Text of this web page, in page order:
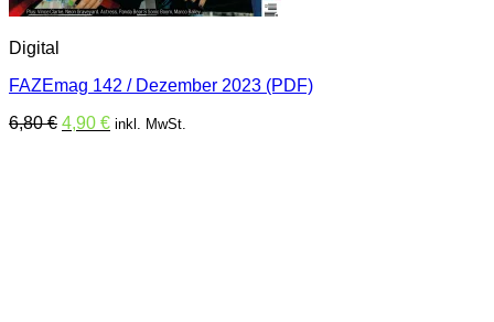
Digital
FAZEmag 142 / Dezember 2023 (PDF)
6,80€ Ursprünglicher
4,90 €Aktueller
inkl. MwSt.